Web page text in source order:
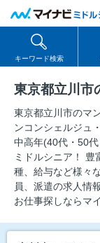
キーワード検索
東京都立川市のマ
ンコンシェルジュ
中⾼年(40代・50
ミドルシニア！
種、給与など様々
員、派遣の求人情
お仕事探しならマ